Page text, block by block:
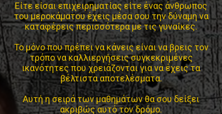
Είτε είσαι επιχειρηματίας είτε ένας άνθρωπος
του μεροκάματου έχεις μέσα σου την δύναμη να
καταφέρεις περισσότερα με τις γυναίκες.
Το μόνο που πρέπει να κάνεις είναι να βρεις τον
τρόπο να καλλιεργήσεις συγκεκριμένες
ικανότητες που χρειάζονται για να έχεις τα
βέλτιστα αποτελέσματα.
Αυτή η σειρά των μαθημάτων θα σου δείξει
ακριβώς αυτό τον δρόμο.